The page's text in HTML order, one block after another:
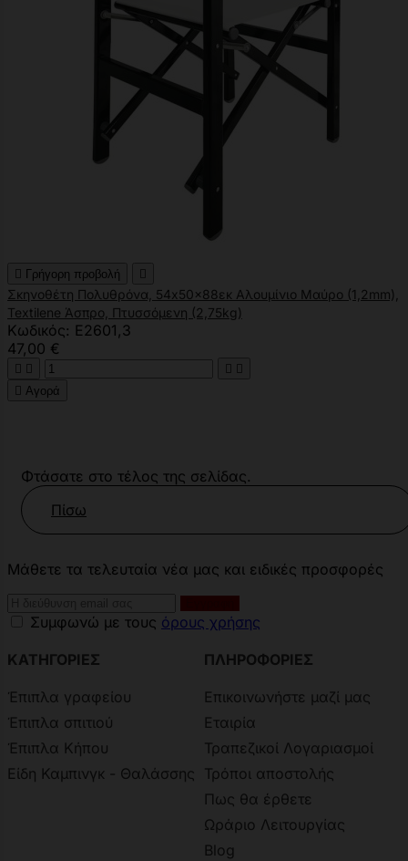
 Γρήγορη προβολή 
Σκηνοθέτη Πολυθρόνα, 54x50x88εκ Αλουμίνιο Μαύρο (1,2mm),
Textilene Άσπρο, Πτυσσόμενη (2,75kg)
Κωδικός: Ε2601,3
47,00 €
   
 Αγορά
Φτάσατε στο τέλος της σελίδας.
Πίσω
Μάθετε τα τελευταία νέα μας και ειδικές προσφορές
Συμφωνώ με τους όρους χρήσης
ΚΑΤΗΓΟΡΙΕΣ
Έπιπλα γραφείου
Έπιπλα σπιτιού
Έπιπλα Κήπου
Είδη Καμπινγκ - Θαλάσσης
ΠΛΗΡΟΦΟΡΙΕΣ
Επικοινωνήστε μαζί μας
Εταιρία
Τραπεζικοί Λογαριασμοί
Τρόποι αποστολής
Πως θα έρθετε
Ωράριο Λειτουργίας
Blog